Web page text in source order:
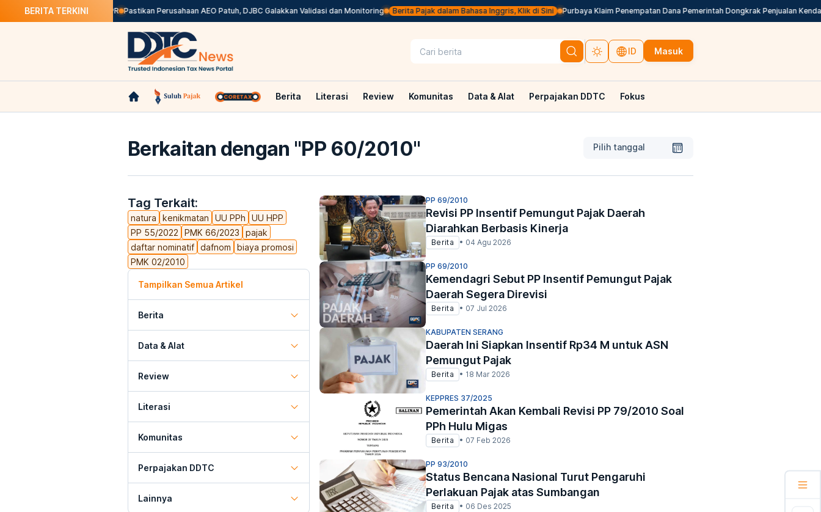
BERITA TERKINI
Calon Gubernur BI ke DPR Pastikan Perusahaan AEO Patuh, DJBC Galakkan Validasi dan Monitoring Berita Pajak dalam Bahasa Inggris, Klik di Sini Purbaya Klaim Penempatan Dana Pemerintah Dongkrak Penjualan
ID Masuk
Berita Literasi Review Komunitas Data & Alat Perpajakan DDTC Fokus
Berkaitan dengan "PP 60/2010" Pilih tanggal
Tag Terkait:
natura kenikmatan UU PPh
UU HPP
PP 55/2022
PMK 66/2023
pajak
daftar nominatif dafnom
biaya promosi
PMK 02/2010
Tampilkan Semua Artikel
Berita
Data & Alat
Review
Literasi
Komunitas
Perpajakan DDTC
Lainnya
PP 69/2010
Revisi PP Insentif Pemungut Pajak Daerah
Diarahkan Berbasis Kinerja
Berita • 04 Agu 2026
PP 69/2010
Kemendagri Sebut PP Insentif Pemungut Pajak
Daerah Segera Direvisi
Berita • 07 Jul 2026
KABUPATEN SERANG
Daerah Ini Siapkan Insentif Rp34 M untuk ASN
Pemungut Pajak
Berita • 18 Mar 2026
KEPPRES 37/2025
Pemerintah Akan Kembali Revisi PP 79/2010 Soal
PPh Hulu Migas
Berita • 07 Feb 2026
PP 93/2010
Status Bencana Nasional Turut Pengaruhi
Perlakuan Pajak atas Sumbangan
Berita • 06 Des 2025